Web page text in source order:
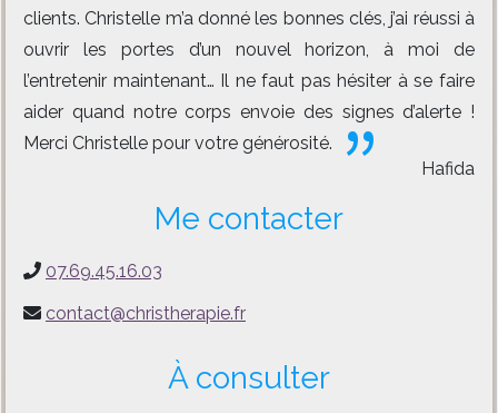
clients. Christelle m’a donné les bonnes clés, j’ai réussi à
ouvrir les portes d’un nouvel horizon, à moi de
l’entretenir maintenant… Il ne faut pas hésiter à se faire
aider quand notre corps envoie des signes d’alerte !
Merci Christelle pour votre générosité.
Hafida
Me contacter
07.69.45.16.03
contact@christherapie.fr
À consulter